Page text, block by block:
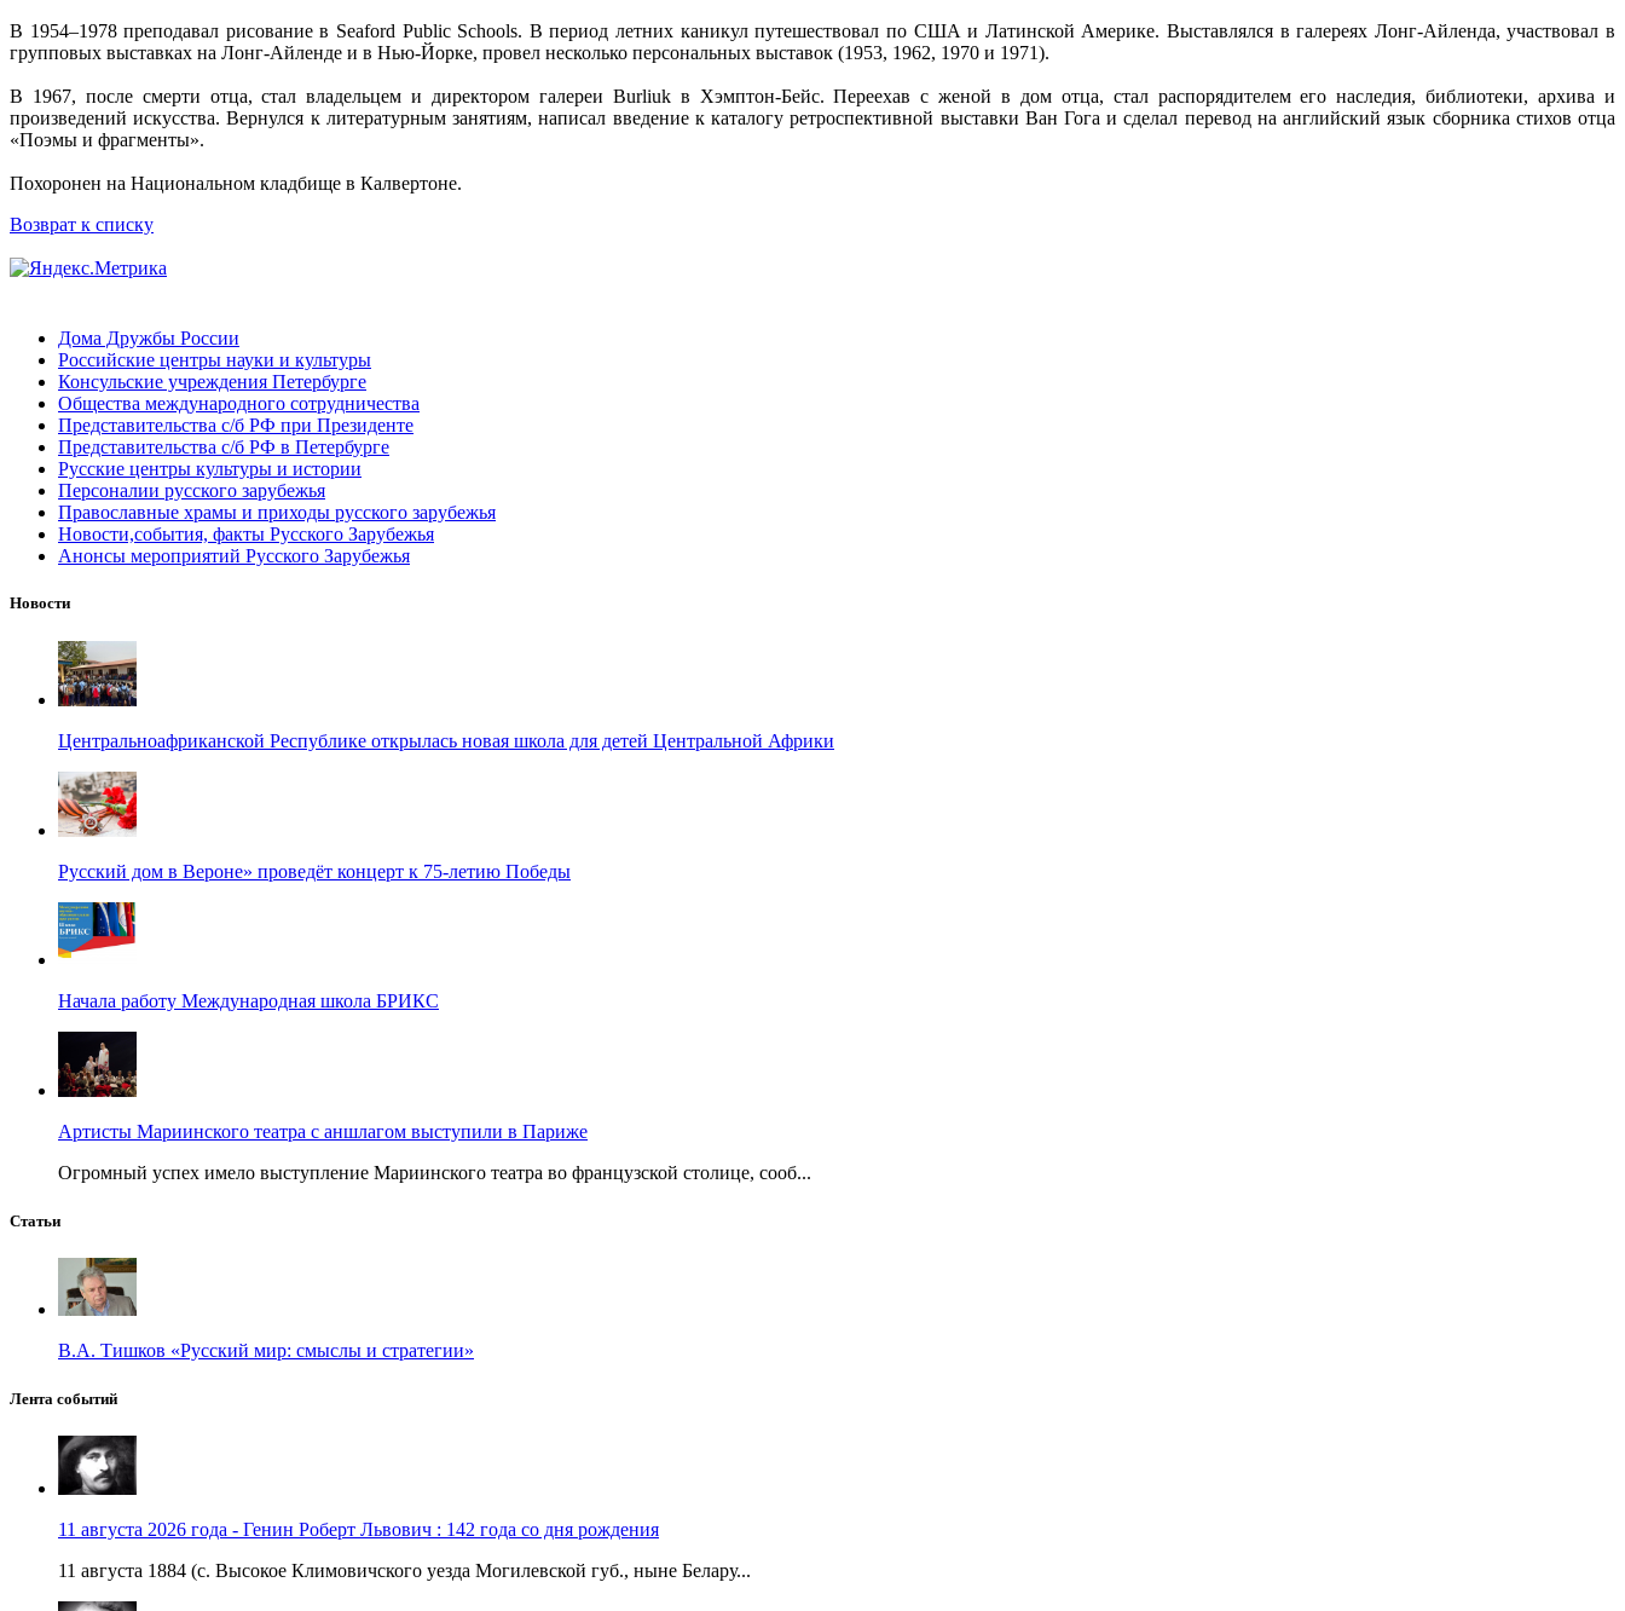
В 1954–1978 преподавал рисование в Seaford Public Schools. В период летних каникул путешествовал по США и Латинской Америке. Выставлялся в галереях Лонг-Айленда, участвовал в
групповых выставках на Лонг-Айленде и в Нью-Йорке, провел несколько персональных выставок (1953, 1962, 1970 и 1971).
В 1967, после смерти отца, стал владельцем и директором галереи Burliuk в Хэмптон-Бейс. Переехав с женой в дом отца, стал распорядителем его наследия, библиотеки, архива и
произведений искусства. Вернулся к литературным занятиям, написал введение к каталогу ретроспективной выставки Ван Гога и сделал перевод на английский язык сборника стихов отца
«Поэмы и фрагменты».
Похоронен на Национальном кладбище в Калвертоне.
Возврат к списку
Дома Дружбы России
Российские центры науки и культуры
Консульские учреждения Петербурге
Общества международного сотрудничества
Представительства с/б РФ при Президенте
Представительства с/б РФ в Петербурге
Русские центры культуры и истории
Персоналии русского зарубежья
Православные храмы и приходы русского зарубежья
Новости,события, факты Русского Зарубежья
Анонсы мероприятий Русского Зарубежья
Новости
Центральноафриканской Республике открылась новая школа для детей Центральной Африки
Русский дом в Вероне» проведёт концерт к 75-летию Победы
Начала работу Международная школа БРИКС
Артисты Мариинского театра с аншлагом выступили в Париже
Огромный успех имело выступление Мариинского театра во французской столице, сооб...
Статьи
В.А. Тишков «Русский мир: смыслы и стратегии»
Лента событий
11 августа 2026 года - Генин Роберт Львович : 142 года со дня рождения
11 августа 1884 (с. Высокое Климовичского уезда Могилевской губ., ныне Белару...